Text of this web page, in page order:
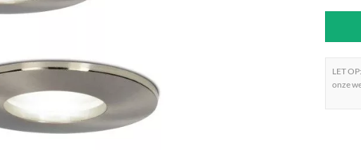
LET
onze